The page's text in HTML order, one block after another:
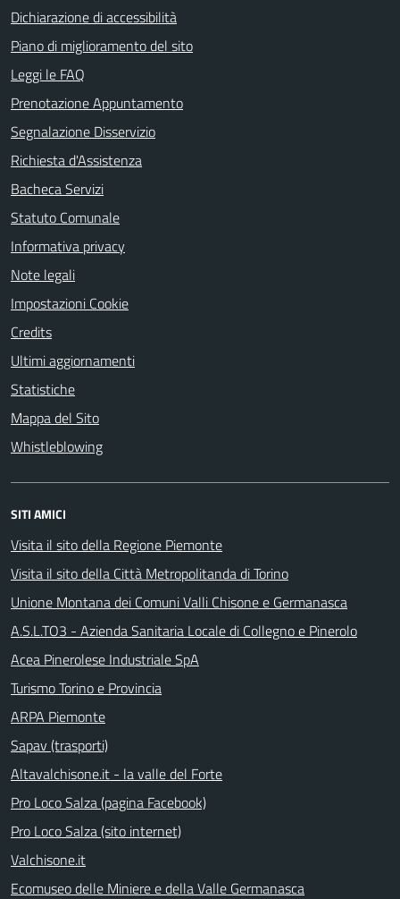
Dichiarazione di accessibilità
Piano di miglioramento del sito
Leggi le FAQ
Prenotazione Appuntamento
Segnalazione Disservizio
Richiesta d'Assistenza
Bacheca Servizi
Statuto Comunale
Informativa privacy
Note legali
Impostazioni Cookie
Credits
Ultimi aggiornamenti
Statistiche
Mappa del Sito
Whistleblowing
SITI AMICI
Visita il sito della Regione Piemonte
Visita il sito della Città Metropolitanda di Torino
Unione Montana dei Comuni Valli Chisone e Germanasca
A.S.L.TO3 - Azienda Sanitaria Locale di Collegno e Pinerolo
Acea Pinerolese Industriale SpA
Turismo Torino e Provincia
ARPA Piemonte
Sapav (trasporti)
Altavalchisone.it - la valle del Forte
Pro Loco Salza (pagina Facebook)
Pro Loco Salza (sito internet)
Valchisone.it
Ecomuseo delle Miniere e della Valle Germanasca